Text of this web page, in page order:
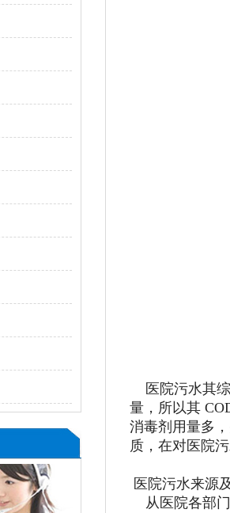
医院污水其综
量，所以其
消毒剂用量多
质，在对医院
医院污水来源
从医院各部门